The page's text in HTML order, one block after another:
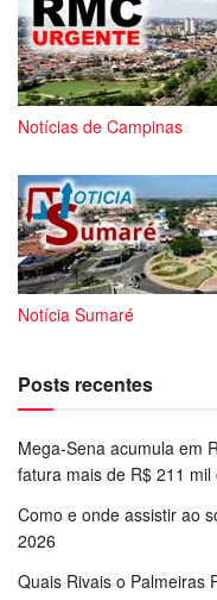
Notícias de Campinas
Notícia Sumaré
Posts recentes
Mega-Sena acumula em
fatura mais de R$ 211 mil
Como e onde assistir ao
2026
Quais Rivais o Palmeiras